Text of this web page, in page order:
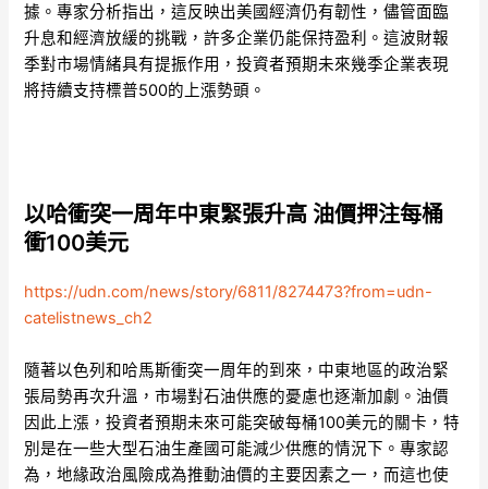
據。專家分析指出，這反映出美國經濟仍有韌性，儘管面臨
升息和經濟放緩的挑戰，許多企業仍能保持盈利。這波財報
季對市場情緒具有提振作用，投資者預期未來幾季企業表現
將持續支持標普500的上漲勢頭。
以哈衝突一周年中東緊張升高 油價押注每桶
衝100美元
https://udn.com/news/story/6811/8274473?from=udn-
catelistnews_ch2
隨著以色列和哈馬斯衝突一周年的到來，中東地區的政治緊
張局勢再次升溫，市場對石油供應的憂慮也逐漸加劇。油價
因此上漲，投資者預期未來可能突破每桶100美元的關卡，特
別是在一些大型石油生產國可能減少供應的情況下。專家認
為，地緣政治風險成為推動油價的主要因素之一，而這也使